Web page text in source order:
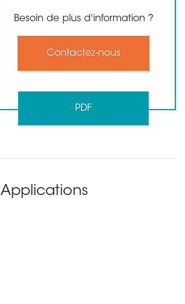
Besoin de plus d'information ?
Contactez-nous
PDF
Applications